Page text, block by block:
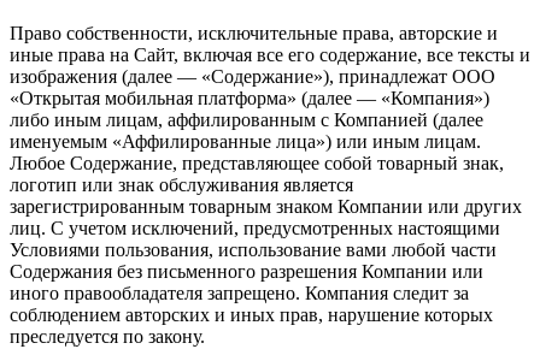
Право собственности, исключительные права, авторские и
иные права на Сайт, включая все его содержание, все тексты и
изображения (далее — «Содержание»), принадлежат ООО
«Открытая мобильная платформа» (далее — «Компания»)
либо иным лицам, аффилированным с Компанией (далее
именуемым «Аффилированные лица») или иным лицам.
Любое Содержание, представляющее собой товарный знак,
логотип или знак обслуживания является
зарегистрированным товарным знаком Компании или других
лиц. С учетом исключений, предусмотренных настоящими
Условиями пользования, использование вами любой части
Содержания без письменного разрешения Компании или
иного правообладателя запрещено. Компания следит за
соблюдением авторских и иных прав, нарушение которых
преследуется по закону.